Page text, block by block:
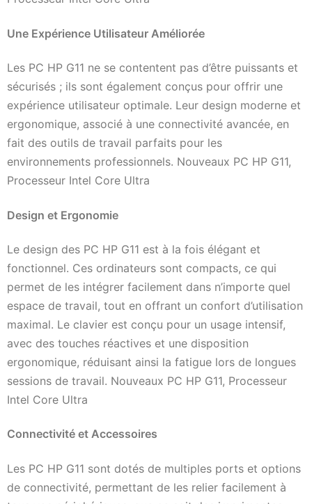
Une Expérience Utilisateur Améliorée
Les PC HP G11 ne se contentent pas d’être puissants et
sécurisés ; ils sont également conçus pour offrir une
expérience utilisateur optimale. Leur design moderne et
ergonomique, associé à une connectivité avancée, en
fait des outils de travail parfaits pour les
environnements professionnels. Nouveaux PC HP G11,
Processeur Intel Core Ultra
Design et Ergonomie
Le design des PC HP G11 est à la fois élégant et
fonctionnel. Ces ordinateurs sont compacts, ce qui
permet de les intégrer facilement dans n’importe quel
espace de travail, tout en offrant un confort d’utilisation
maximal. Le clavier est conçu pour un usage intensif,
avec des touches réactives et une disposition
ergonomique, réduisant ainsi la fatigue lors de longues
sessions de travail. Nouveaux PC HP G11, Processeur
Intel Core Ultra
Connectivité et Accessoires
Les PC HP G11 sont dotés de multiples ports et options
de connectivité, permettant de les relier facilement à